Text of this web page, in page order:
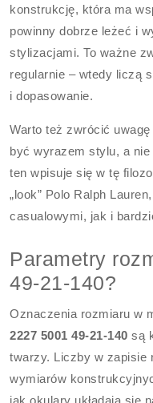
konstrukcję, która ma
powinny dobrze leżeć i
stylizacjami. To ważne
regularnie – wtedy liczą
i dopasowanie.
Warto też zwrócić
być wyrazem stylu, a
ten wpisuje się w tę
„look” Polo Ralph
casualowymi, jak i
Parametry
49-21-140?
Oznaczenia rozmiaru w
2227 5001 49-21-140 są
twarzy. Liczby w zapisie
wymiarów
jak okulary układają się